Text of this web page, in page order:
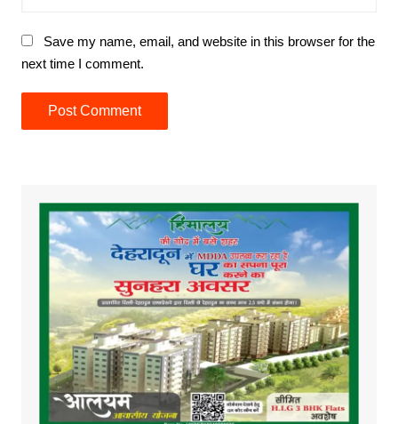
Save my name, email, and website in this browser for the
next time I comment.